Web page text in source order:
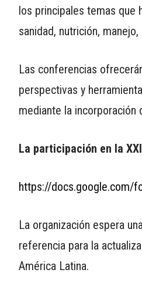
los principales temas que
sanidad, nutrición,
Las conferencias
perspectivas y
mediante la incorporación
La participación en la
https://docs.google.com/
La organización espera
referencia para la
América Latina.